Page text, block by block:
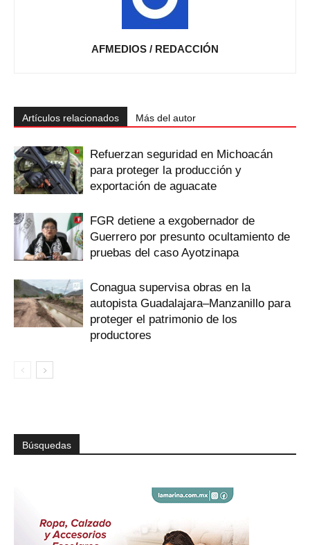
AFMEDIOS / REDACCIÓN
Artículos relacionados Más del autor
Refuerzan seguridad en Michoacán
para proteger la producción y
exportación de aguacate
FGR detiene a exgobernador de
Guerrero por presunto ocultamiento de
pruebas del caso Ayotzinapa
Conagua supervisa obras en la
autopista Guadalajara–Manzanillo para
proteger el patrimonio de los
productores
Búsquedas